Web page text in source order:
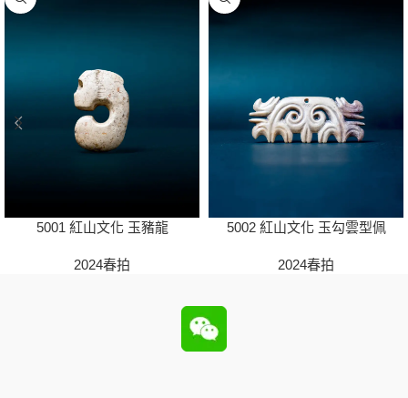
5001 紅山文化 玉豬龍
2024春拍
5002 紅山文化 玉勾雲型佩
2024春拍